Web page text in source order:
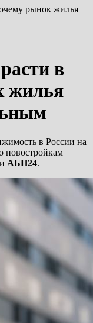
рынок жилья
в
жилья
в России на
новостройкам
АБН24.